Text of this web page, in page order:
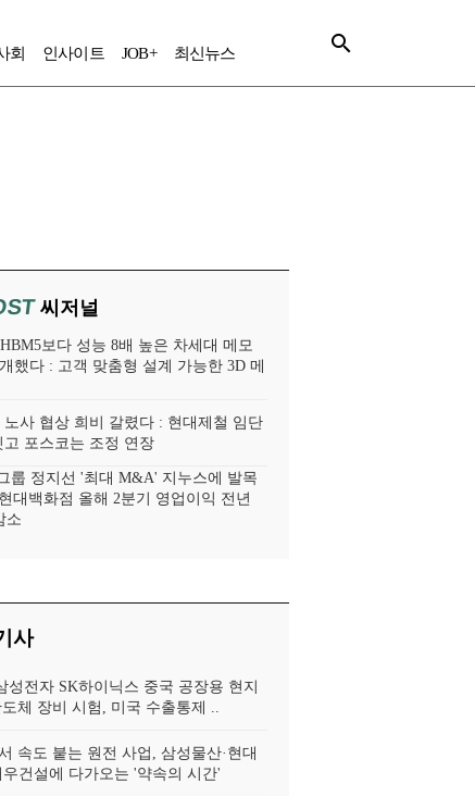
회 인사이트 JOB+ 최신뉴스
씨저널
보다 성능 8배 높은 차세대 메모
했다 : 고객 맞춤형 설계 가능한 3D 메
노사 협상 희비 갈렸다 : 현대제철 임단
고 포스코는 조정 연장
룹 정지선 '최대 M&A' 지누스에 발목
대백화점 올해 2분기 영업이익 전년
소
사
성전자 SK하이닉스 중국 공장용 현지
체 장비 시험, 미국 수출통제 ..
속도 붙는 원전 사업, 삼성물산·현대
우건설에 다가오는 '약속의 시간'